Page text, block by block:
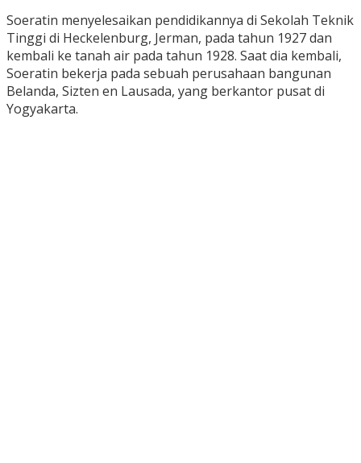
Soeratin menyelesaikan pendidikannya di Sekolah Teknik
Tinggi di Heckelenburg, Jerman, pada tahun 1927 dan
kembali ke tanah air pada tahun 1928. Saat dia kembali,
Soeratin bekerja pada sebuah perusahaan bangunan
Belanda, Sizten en Lausada, yang berkantor pusat di
Yogyakarta.